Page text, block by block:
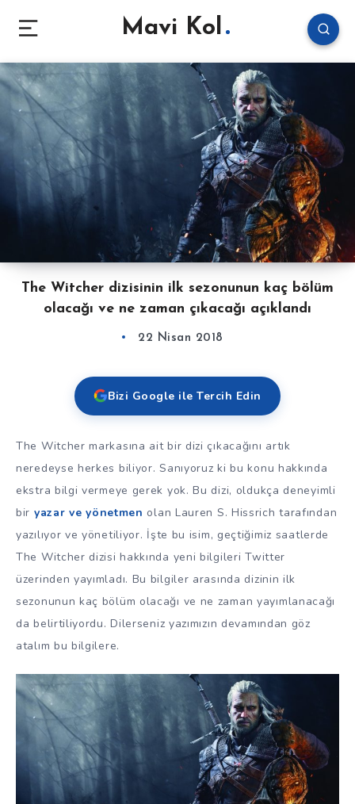
Mavi Kol
The Witcher dizisinin ilk sezonunun kaç bölüm
olacağı ve ne zaman çıkacağı açıklandı
22 Nisan 2018
Bizi Google ile Tercih Edin
The Witcher markasına ait bir dizi çıkacağını artık
neredeyse herkes biliyor. Sanıyoruz ki bu konu hakkında
ekstra bilgi vermeye gerek yok. Bu dizi, oldukça deneyimli
bir yazar ve yönetmen olan Lauren S. Hissrich tarafından
yazılıyor ve yönetiliyor. İşte bu isim, geçtiğimiz saatlerde
The Witcher dizisi hakkında yeni bilgileri Twitter
üzerinden yayımladı. Bu bilgiler arasında dizinin ilk
sezonunun kaç bölüm olacağı ve ne zaman yayımlanacağı
da belirtiliyordu. Dilerseniz yazımızın devamından göz
atalım bu bilgilere.